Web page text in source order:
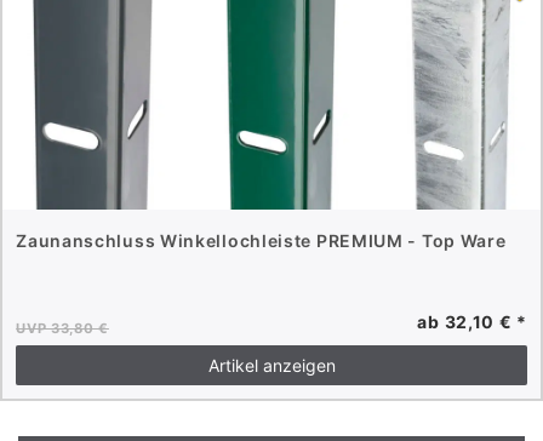
Zaunanschluss Winkellochleiste PREMIUM - Top Ware
UVP 33,80 € ab 32,10 € *
Artikel anzeigen